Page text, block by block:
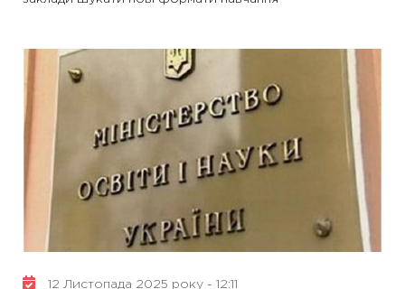
12 Листопада 2025 року - 12:11